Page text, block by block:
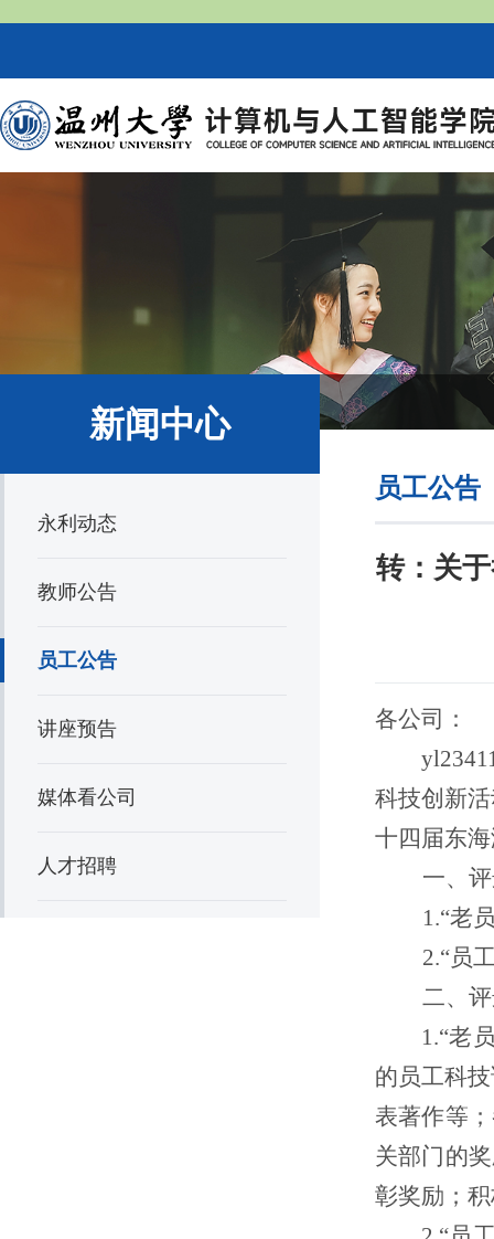
新闻中心
永利动态
教师公告
员工公告
讲座预告
媒体看公司
人才招聘
员工公告
转：关
各公司：
科技创新
十四届东
一、
1.“老
2.“员
二、
1.“老
的员工科
表著作等
关部门的
彰奖励；